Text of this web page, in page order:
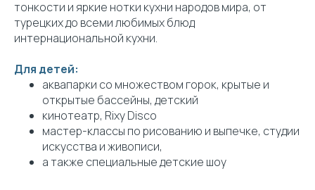
тонкости и яркие нотки кухни народов мира, от
турецких до всеми любимых блюд
интернациональной кухни.
Для детей:
аквапарки со множеством горок, крытые и
открытые бассейны, детский
кинотеатр, Rixy Disco
мастер-классы по рисованию и выпечке, студии
искусства и живописи,
а также специальные детские шоу